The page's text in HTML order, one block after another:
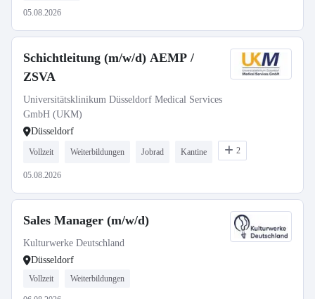
05.08.2026
Schichtleitung (m/w/d) AEMP /
ZSVA
Universitätsklinikum Düsseldorf Medical Services
GmbH (UKM)
Düsseldorf
Vollzeit Weiterbildungen Jobrad Kantine 2
05.08.2026
Sales Manager (m/w/d)
Kulturwerke Deutschland
Düsseldorf
Vollzeit Weiterbildungen